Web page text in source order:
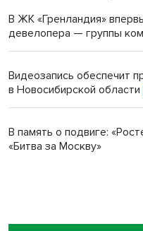
В ЖК «Гренландия»
девелопера — группы
Видеозапись обеспечит
в Новосибирской области
В память о подвиге:
«Битва за Москву»